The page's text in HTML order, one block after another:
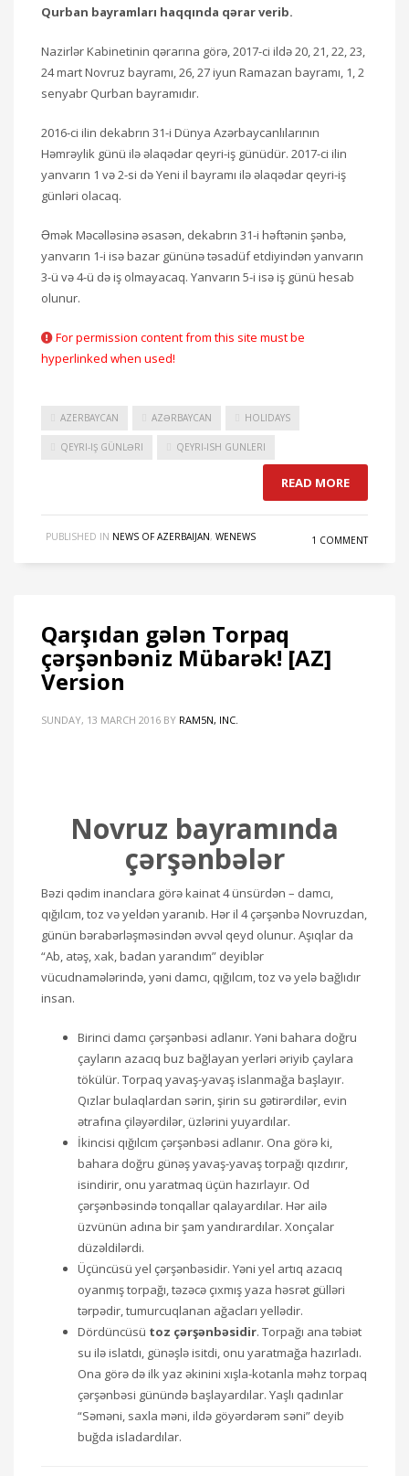
Qurban bayramları haqqında qərar verib.
Nazirlər Kabinetinin qərarına görə, 2017-ci ildə 20, 21, 22, 23,
24 mart Novruz bayramı, 26, 27 iyun Ramazan bayramı, 1, 2
senyabr Qurban bayramıdır.
2016-ci ilin dekabrın 31-i Dünya Azərbaycanlılarının
Həmrəylik günü ilə əlaqədar qeyri-iş günüdür. 2017-ci ilin
yanvarın 1 və 2-si də Yeni il bayramı ilə əlaqədar qeyri-iş
günləri olacaq.
Əmək Məcəlləsinə əsasən, dekabrın 31-i həftənin şənbə,
yanvarın 1-i isə bazar gününə təsadüf etdiyindən yanvarın
3-ü və 4-ü də iş olmayacaq. Yanvarın 5-i isə iş günü hesab
olunur.
For permission content from this site must be
hyperlinked when used!
AZERBAYCAN AZƏRBAYCAN HOLIDAYS
QEYRI-IŞ GÜNLƏRI QEYRI-ISH GUNLERI
READ MORE
PUBLISHED IN NEWS OF AZERBAIJAN, WENEWS 1 COMMENT
Qarşıdan gələn Torpaq
çərşənbəniz Mübarək! [AZ]
Version
SUNDAY, 13 MARCH 2016 BY RAM5N, INC.
Novruz bayramında
çərşənbələr
Bəzi qədim inanclara görə kainat 4 ünsürdən – damcı,
qığılcım, toz və yeldən yaranıb. Hər il 4 çərşənbə Novruzdan,
günün bərabərləşməsindən əvvəl qeyd olunur. Aşıqlar da
“Ab, atəş, xak, badan yarandım” deyiblər
vücudnamələrində, yəni damcı, qığılcım, toz və yelə bağlıdır
insan.
Birinci damcı çərşənbəsi adlanır. Yəni bahara doğru
çayların azacıq buz bağlayan yerləri əriyib çaylara
tökülür. Torpaq yavaş-yavaş islanmağa başlayır.
Qızlar bulaqlardan sərin, şirin su gətirərdilər, evin
ətrafına çiləyərdilər, üzlərini yuyardılar.
İkincisi qığılcım çərşənbəsi adlanır. Ona görə ki,
bahara doğru günəş yavaş-yavaş torpağı qızdırır,
isindirir, onu yaratmaq üçün hazırlayır. Od
çərşənbəsində tonqallar qalayardılar. Hər ailə
üzvünün adına bir şam yandırardılar. Xonçalar
düzəldilərdi.
Üçüncüsü yel çərşənbəsidir. Yəni yel artıq azacıq
oyanmış torpağı, təzəcə çıxmış yaza həsrət gülləri
tərpədir, tumurcuqlanan ağacları yellədir.
Dördüncüsü toz çərşənbəsidir. Torpağı ana təbiət
su ilə islatdı, günəşlə isitdi, onu yaratmağa hazırladı.
Ona görə də ilk yaz əkinini xışla-kotanla məhz torpaq
çərşənbəsi günündə başlayardılar. Yaşlı qadınlar
“Səməni, saxla məni, ildə göyərdərəm səni” deyib
buğda isladardılar.